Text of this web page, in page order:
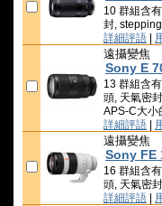
10 群組含
封,
詳細評語
遠攝變焦
Sony E
13 群組含
頭, 天氣密
APS-C大小
詳細評語
遠攝變焦
Sony FE
16 群組含
頭, 天氣密
詳細評語